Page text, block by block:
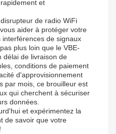
et
de radio WiFi
aider à protéger votre
de signaux
plus loin que le VBE-
délai de livraison de
conditions de paiement
d'approvisionnement
par mois, ce brouilleur est
qui cherchent à sécuriser
données.
et expérimentez la
de savoir que votre